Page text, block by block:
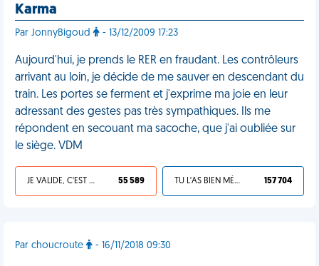
Karma
Par JonnyBigoud - 13/12/2009 17:23
Aujourd'hui, je prends le RER en fraudant. Les contrôleurs
arrivant au loin, je décide de me sauver en descendant du
train. Les portes se ferment et j'exprime ma joie en leur
adressant des gestes pas très sympathiques. Ils me
répondent en secouant ma sacoche, que j'ai oubliée sur
le siège. VDM
JE VALIDE, C'EST UNE VDM 55 589 TU L'AS BIEN MÉRITÉ 157 704
Par choucroute - 16/11/2018 09:30